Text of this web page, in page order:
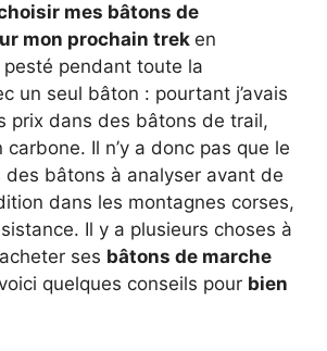
mes bâtons de
mon prochain trek en
pesté pendant toute la
un seul bâton : pourtant j’avais
prix dans des bâtons de trail,
Il n’y a donc pas que le
des bâtons à analyser avant de
dans les montagnes corses,
Il y a plusieurs choses à
ses bâtons de marche
quelques conseils pour bien